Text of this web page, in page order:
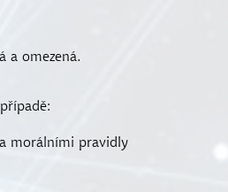
a omezená.
morálními pravidly